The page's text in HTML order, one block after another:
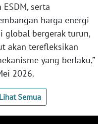
serta
harga energi
global bergerak turun,
akan terefleksikan
yang berlaku,”
2026.
Lihat Semua